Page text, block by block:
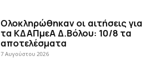
Ολοκληρώθηκαν οι αιτήσεις για
τα ΚΔΑΠμεΑ Δ.Βόλου: 10/8 τα
αποτελέσματα
7 Αυγούστου 2026